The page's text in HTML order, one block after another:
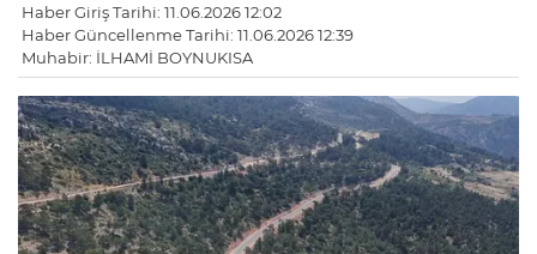
Haber Giriş Tarihi: 11.06.2026 12:02
Haber Güncellenme Tarihi: 11.06.2026 12:39
Muhabir: İLHAMİ BOYNUKISA